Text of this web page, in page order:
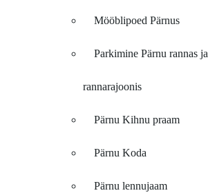
Mööblipoed Pärnus
Parkimine Pärnu rannas ja
rannarajoonis
Pärnu Kihnu praam
Pärnu Koda
Pärnu lennujaam